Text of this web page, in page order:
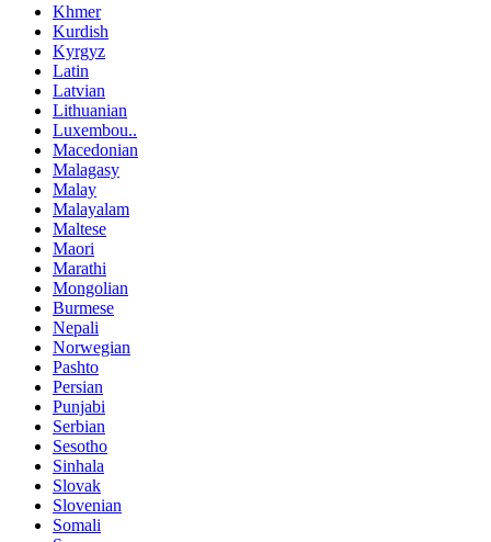
Khmer
Kurdish
Kyrgyz
Latin
Latvian
Lithuanian
Luxembou..
Macedonian
Malagasy
Malay
Malayalam
Maltese
Maori
Marathi
Mongolian
Burmese
Nepali
Norwegian
Pashto
Persian
Punjabi
Serbian
Sesotho
Sinhala
Slovak
Slovenian
Somali